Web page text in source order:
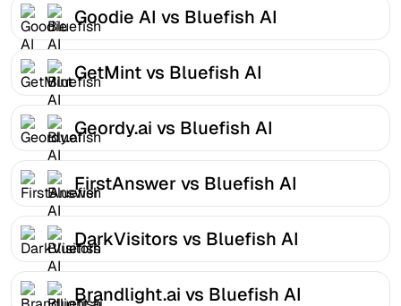
Goodie AI vs Bluefish AI
GetMint vs Bluefish AI
Geordy.ai vs Bluefish AI
FirstAnswer vs Bluefish AI
DarkVisitors vs Bluefish AI
Brandlight.ai vs Bluefish AI